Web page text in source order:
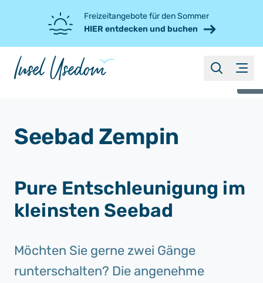
Freizeitangebote für den Sommer
HIER entdecken und buchen
Menü
suchen
Seebad Zempin
Pure Entschleunigung im
kleinsten Seebad
Möchten Sie gerne zwei Gänge
runterschalten? Die angenehme